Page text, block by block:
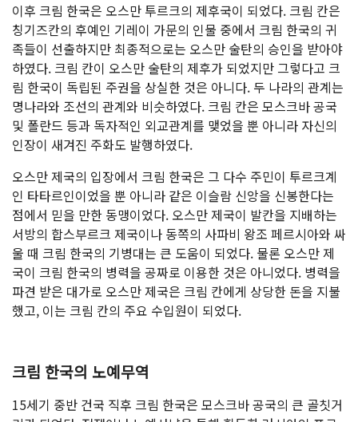
이후 크림 한국은 오스만 투르크의 제후국이 되었다. 크림 칸은
칭기즈칸의 후예인 기레이 가문의 인물 중에서 크림 한국의 귀
족들이 선출하지만 최종적으로는 오스만 술탄의 승인을 받아야
하였다. 크림 칸이 오스만 술탄의 제후가 되었지만 그렇다고 크
림 한국이 독립된 주권을 상실한 것은 아니다. 두 나라의 관계는
명나라와 조선의 관계와 비슷하였다. 크림 칸은 모스크바 공국
및 폴란드 등과 독자적인 외교관계를 맺었을 뿐 아니라 자신의
인장이 새겨진 주화도 발행하였다.
오스만 제국의 입장에서 크림 한국은 그 다수 주민이 투르크계
인 타타르인이었을 뿐 아니라 같은 이슬람 신앙을 신봉한다는
점에서 믿을 만한 동맹이었다. 오스만 제국이 발칸을 지배하는
서방의 합스부르크 제국이나 동쪽의 사파비 왕조 페르시아와 싸
울 때 크림 한국의 기병대는 큰 도움이 되었다. 물론 오스만 제
국이 크림 한국의 병력을 공짜로 이용한 것은 아니었다. 병력을
파견 받은 대가로 오스만 제국은 크림 칸에게 상당한 돈을 지불
했고, 이는 크림 칸의 주요 수입원이 되었다.
크림 한국의 노예무역
15세기 중반 건국 직후 크림 한국은 모스크바 공국의 큰 골칫거